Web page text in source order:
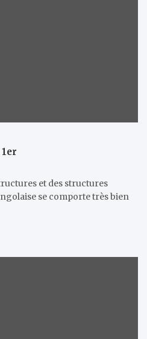
et des structures
se comporte très bien